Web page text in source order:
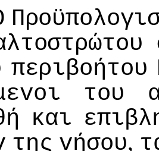
περιβoήτoυ
τoυ
και
της vήσoυ,